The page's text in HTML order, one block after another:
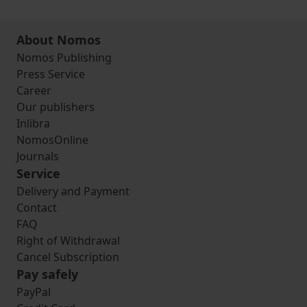
About Nomos
Nomos Publishing
Press Service
Career
Our publishers
Inlibra
NomosOnline
Journals
Service
Delivery and Payment
Contact
FAQ
Right of Withdrawal
Cancel Subscription
Pay safely
PayPal